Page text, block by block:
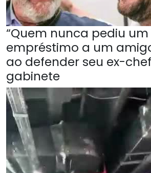
“Quem nunca pediu um
empréstimo a um
ao defender seu ex-
gabinete